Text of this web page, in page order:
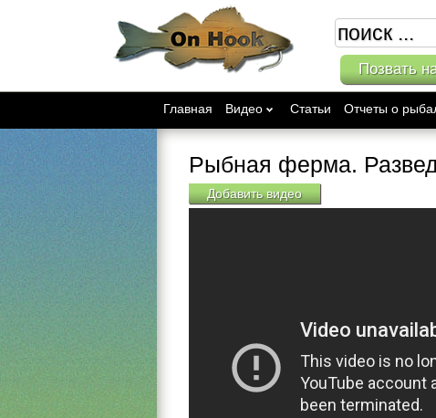
Позвать
Главная Видео Статьи Отчеты о
Рыбная ферма.
Добавить видео